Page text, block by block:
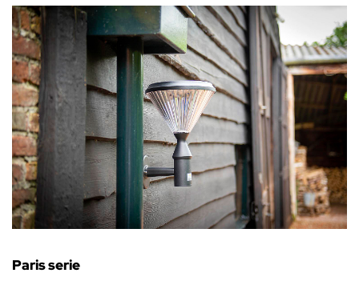
Paris serie